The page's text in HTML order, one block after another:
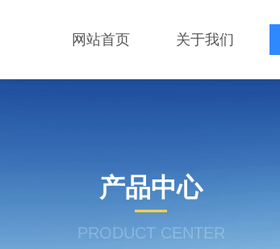
网站首页 关于我们
产品中心
PRODUCT CENTER